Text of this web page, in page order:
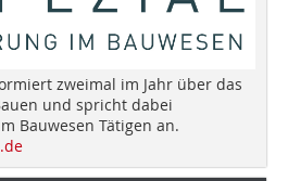
zweimal im Jahr über das
und spricht dabei
Bauwesen Tätigen an.